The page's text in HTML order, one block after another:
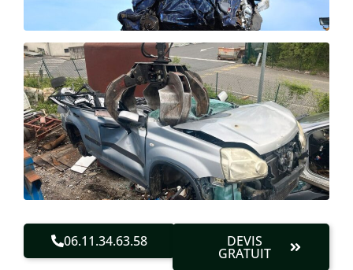
06.11.34.63.58 DEVIS
GRATUIT